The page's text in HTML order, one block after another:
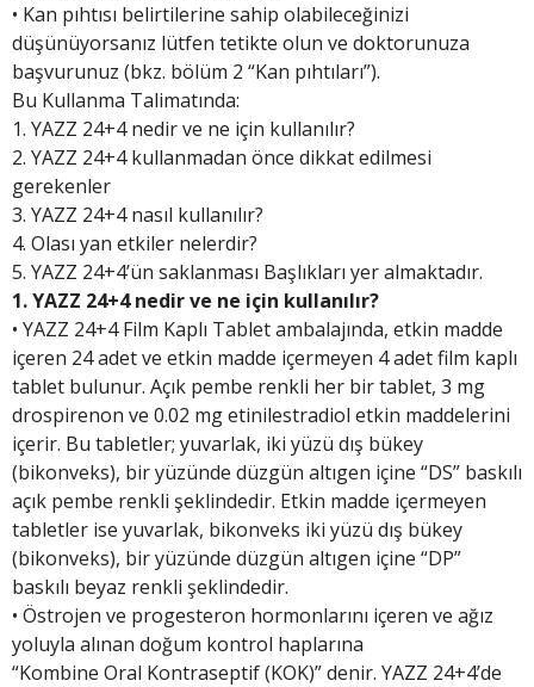
• Kan pıhtısı belirtilerine sahip olabileceğinizi
düşünüyorsanız lütfen tetikte olun ve doktorunuza
başvurunuz (bkz. bölüm 2 “Kan pıhtıları”).
Bu Kullanma Talimatında:
1. YAZZ 24+4 nedir ve ne için kullanılır?
2. YAZZ 24+4 kullanmadan önce dikkat edilmesi
gerekenler
3. YAZZ 24+4 nasıl kullanılır?
4. Olası yan etkiler nelerdir?
5. YAZZ 24+4’ün saklanması Başlıkları yer almaktadır.
1. YAZZ 24+4 nedir ve ne için kullanılır?
• YAZZ 24+4 Film Kaplı Tablet ambalajında, etkin madde
içeren 24 adet ve etkin madde içermeyen 4 adet film kaplı
tablet bulunur. Açık pembe renkli her bir tablet, 3 mg
drospirenon ve 0.02 mg etinilestradiol etkin maddelerini
içerir. Bu tabletler; yuvarlak, iki yüzü dış bükey
(bikonveks), bir yüzünde düzgün altıgen içine “DS” baskılı
açık pembe renkli şeklindedir. Etkin madde içermeyen
tabletler ise yuvarlak, bikonveks iki yüzü dış bükey
(bikonveks), bir yüzünde düzgün altıgen içine “DP”
baskılı beyaz renkli şeklindedir.
• Östrojen ve progesteron hormonlarını içeren ve ağız
yoluyla alınan doğum kontrol haplarına
“Kombine Oral Kontraseptif (KOK)” denir. YAZZ 24+4’de